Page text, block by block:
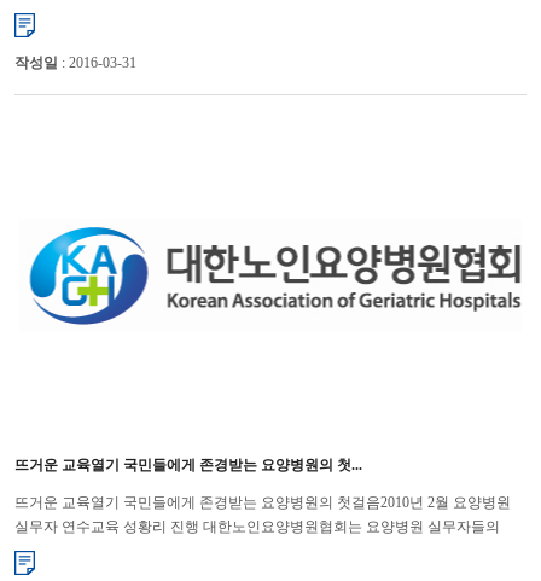
싱가폴, 대만, 중국, 타이, 인도네시아 등 7개국 1,500여...
작성일 : 2016-03-31
뜨거운 교육열기 국민들에게 존경받는 요양병원의 첫...
뜨거운 교육열기 국민들에게 존경받는 요양병원의 첫걸음2010년 2월 요양병원
실무자 연수교육 성황리 진행 대한노인요양병원협회는 요양병원 실무자들의
직무능력 향상을 통해 경쟁력 강화를 위해 연수교육을 대한병...